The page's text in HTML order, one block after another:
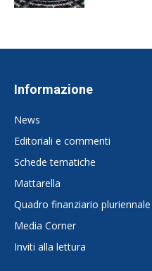
Informazione
News
Editoriali e commenti
Schede tematiche
Mattarella
Quadro finanziario
Media Corner
Inviti alla lettura